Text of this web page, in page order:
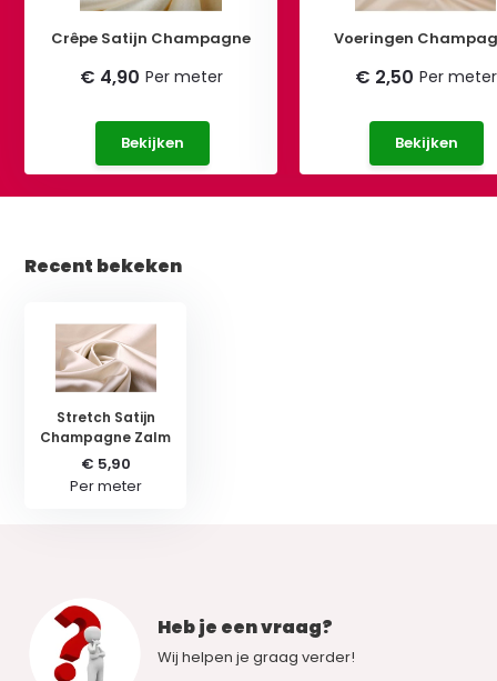
Crêpe Satijn Champagne
€ 4,90 Per meter
Bekijken
Voeringen
€ 2,50 Per meter
Bekijken
Recent bekeken
Stretch Satijn
Champagne Zalm
€ 5,90
Per meter
Heb je een vraag?
Wij helpen je graag verder!